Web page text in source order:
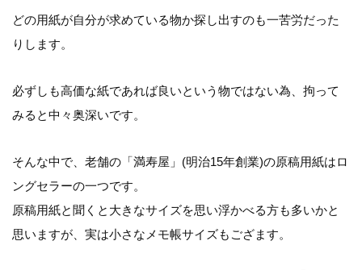
どの用紙が自分が求めている物か探し出すのも一苦労だった
りします。
必ずしも高価な紙であれば良いという物ではない為、拘って
みると中々奥深いです。
そんな中で、老舗の「満寿屋」(明治15年創業)の原稿用紙はロ
ングセラーの一つです。
原稿用紙と聞くと大きなサイズを思い浮かべる方も多いかと
思いますが、実は小さなメモ帳サイズもござます。